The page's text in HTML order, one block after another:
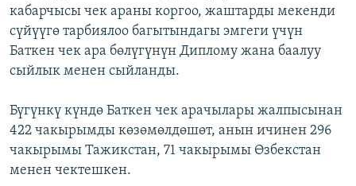
кабарчысы чек араны коргоо, жаштарды мекенди
сүйүүгө тарбиялоо багытындагы эмгеги үчүн
Баткен чек ара бөлүгүнүн Диплому жана баалуу
сыйлык менен сыйланды.
Бүгүнкү күндө Баткен чек арачылары жалпысынан
422 чакырымды көзөмөлдөшөт, анын ичинен 296
чакырымы Тажикстан, 71 чакырымы Өзбекстан
менен чектешкен.